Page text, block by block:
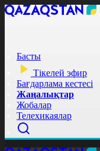
Басты
Тікелей эфир
Бағдарлама кестесі
Жаңалықтар
Жобалар
Телехикаялар